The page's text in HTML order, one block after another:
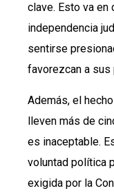
clave. Esto va en
independencia
sentirse
favorezcan a
Además, el
lleven más de
es inaceptable.
voluntad política
exigida por la